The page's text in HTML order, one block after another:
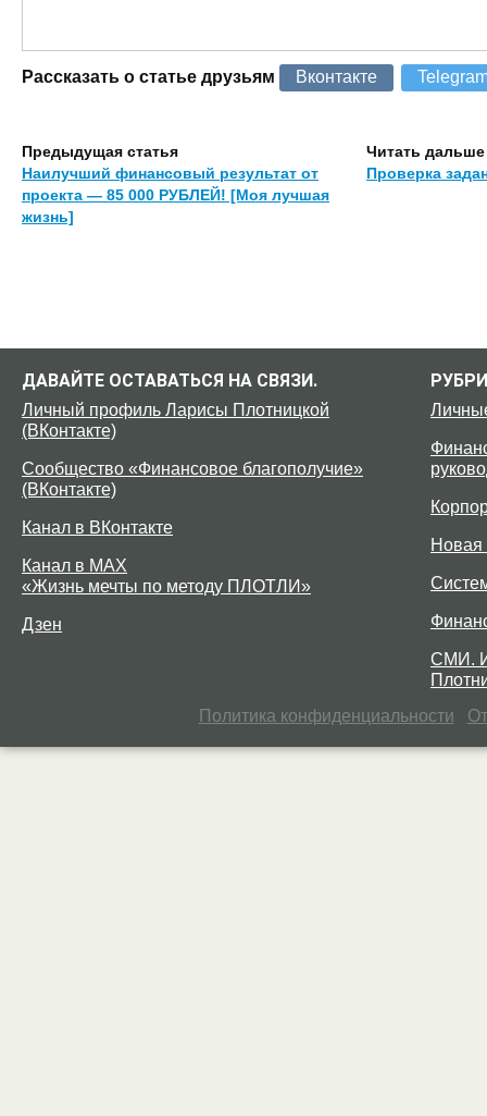
Рассказать о статье друзьям Вконтакте
Предыдущая статья
Наилучший финансовый результат от
проекта — 85 000 РУБЛЕЙ! [Моя лучшая
жизнь]
Читать дальше
Проверка
ДАВАЙТЕ ОСТАВАТЬСЯ НА СВЯЗИ.
Личный профиль Ларисы Плотницкой
(ВКонтакте)
Сообщество «Финансовое благополучие»
(ВКонтакте)
Канал в ВКонтакте
Канал в MAX
«Жизнь мечты по методу ПЛОТЛИ»
Дзен
Новая
СМИ.
Политика конфиденциальности